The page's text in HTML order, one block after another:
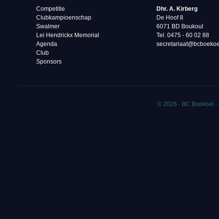
Competitie
Clubkampioenschap
Swalmer
Lei Hendrickx Memorial
Agenda
Club
Sponsors
Dhr. A. Kirberg
De Hoof 8
6071 BD Boukoul
Tel. 0475 - 60 02 88‬
© 2026 - BC Boekoel